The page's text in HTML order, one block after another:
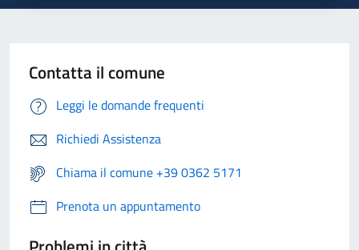
Contatta il comune
Leggi le domande frequenti
Richiedi Assistenza
Chiama il comune +39 0362 5171
Prenota un appuntamento